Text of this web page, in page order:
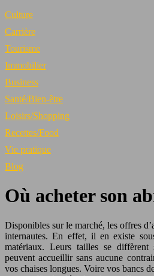
Culture
Carrière
Tourisme
Immobilier
Business
Santé/Bien-être
Loisirs/Shopping
Recettes/Food
Vie pratique
Blog
Où acheter son
Disponibles sur le marché, les offres
internautes. En effet, il en existe
matériaux. Leurs tailles se diffèrent
peuvent accueillir sans aucune
vos chaises longues. Voire vos bancs